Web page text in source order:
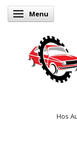
Skifte navigation
Menu
Hos